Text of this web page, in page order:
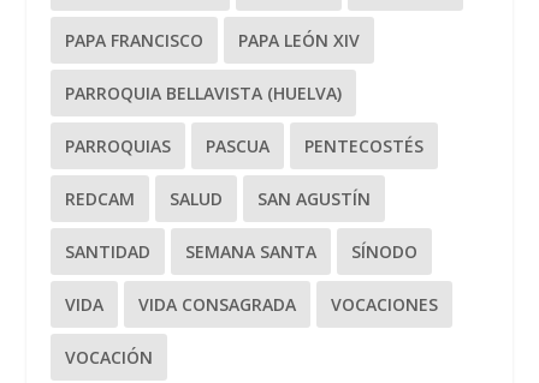
PAPA FRANCISCO PAPA LEÓN XIV
PARROQUIA BELLAVISTA (HUELVA)
PARROQUIAS PASCUA PENTECOSTÉS
REDCAM SALUD SAN AGUSTÍN
SANTIDAD SEMANA SANTA SÍNODO
VIDA VIDA CONSAGRADA VOCACIONES
VOCACIÓN